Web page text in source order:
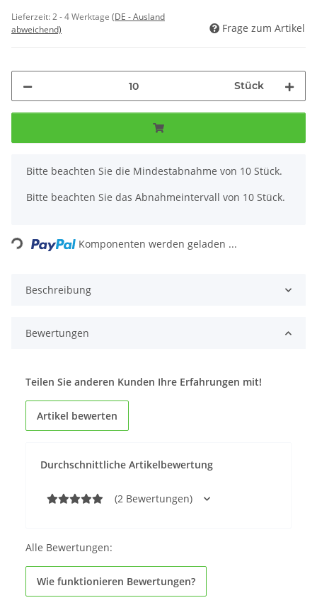
Lieferzeit:2 - 4 Werktage (DE - Ausland
abweichend)
Frage zum Artikel
Stück
x
Bitte beachten Sie die Mindestabnahme von 10 Stück.
Bitte beachten Sie das Abnahmeintervall von 10 Stück.
Loading... Komponenten werden geladen ...
Beschreibung
Bewertungen
Durchschnittliche Artikelbewertung
(2 Bewertungen)
Teilen Sie anderen Kunden Ihre Erfahrungen mit!
Artikel bewerten
Alle Bewertungen:
Wie funktionieren Bewertungen?